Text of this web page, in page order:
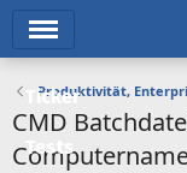
Ticker
Tests
Produktivität,
CMD